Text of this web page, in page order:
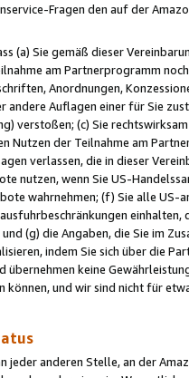
Fragen den auf der
(a) Sie gemäß dieser
am Partnerprogramm
Anordnungen,
andere Auflagen einer für Sie
verstoßen; (c) Sie
Nutzen der Teilnahme am
verlassen, die in dieser
nutzen, wenn Sie US-
wahrnehmen; (f) Sie alle
(g) die Angaben, die Sie im
indem Sie sich über die
übernehmen keine
und wir sind nicht für
jeder anderen Stelle, an der